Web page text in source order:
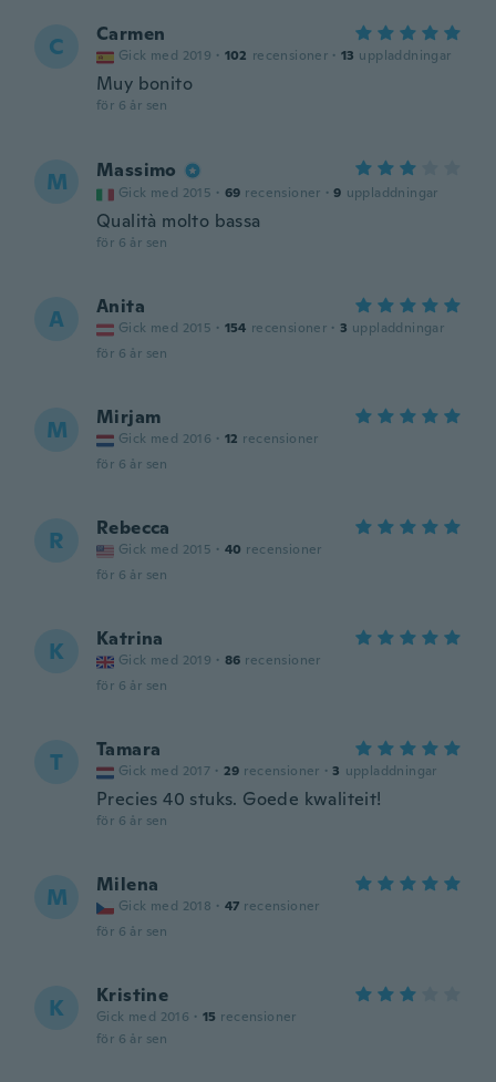
C Carmen
Gick med 2019 · 102 recensioner · 13 uppladdningar
Muy bonito
för 6 år sen
M Massimo
Gick med 2015 · 69 recensioner · 9 uppladdningar
Qualità molto bassa
för 6 år sen
A Anita
Gick med 2015 · 154 recensioner · 3 uppladdningar
för 6 år sen
M Mirjam
Gick med 2016 · 12 recensioner
för 6 år sen
R Rebecca
Gick med 2015 · 40 recensioner
för 6 år sen
K Katrina
Gick med 2019 · 86 recensioner
för 6 år sen
T Tamara
Gick med 2017 · 29 recensioner · 3 uppladdningar
Precies 40 stuks. Goede kwaliteit!
för 6 år sen
M Milena
Gick med 2018 · 47 recensioner
för 6 år sen
K Kristine
Gick med 2016 · 15 recensioner
för 6 år sen